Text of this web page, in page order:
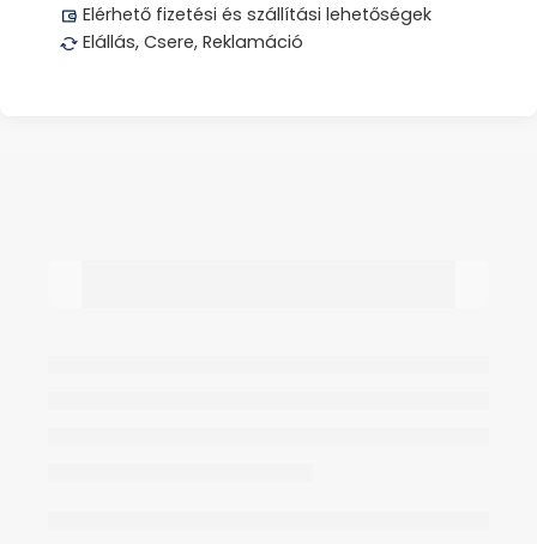
Elérhető fizetési és szállítási lehetőségek
Elállás, Csere, Reklamáció